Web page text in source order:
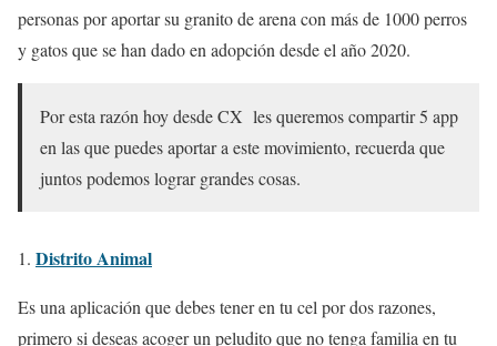
personas por aportar su granito de arena con más de 1000 perros
y gatos que se han dado en adopción desde el año 2020.
Por esta razón hoy desde CX les queremos compartir 5 app
en las que puedes aportar a este movimiento, recuerda que
juntos podemos lograr grandes cosas.
Distrito Animal
Es una aplicación que debes tener en tu cel por dos razones,
primero si deseas acoger un peludito que no tenga familia en tu